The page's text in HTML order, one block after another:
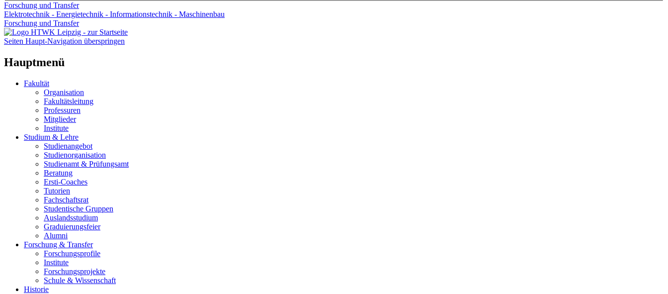
Forschung und Transfer
Elektrotechnik - Energietechnik - Informationstechnik - Maschinenbau
Forschung und Transfer
Seiten Haupt-Navigation überspringen
Hauptmenü
Fakultät
Organisation
Fakultätsleitung
Professuren
Mitglieder
Institute
Studium & Lehre
Studienangebot
Studienorganisation
Studienamt & Prüfungsamt
Beratung
Ersti-Coaches
Tutorien
Fachschaftsrat
Studentische Gruppen
Auslandsstudium
Graduierungsfeier
Alumni
Forschung & Transfer
Forschungsprofile
Institute
Forschungsprojekte
Schule & Wissenschaft
Historie